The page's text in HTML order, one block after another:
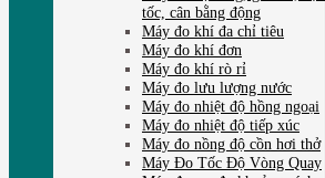
tốc, cân bằng động
Máy đo khí đa chỉ tiêu
Máy đo khí đơn
Máy đo khí rò rỉ
Máy đo lưu lượng nước
Máy đo nhiệt độ hồng ngoại
Máy đo nhiệt độ tiếp xúc
Máy đo nồng độ cồn hơi thở
Máy Đo Tốc Độ Vòng Quay